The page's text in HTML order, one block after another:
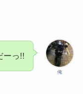
俺
ーっ!!